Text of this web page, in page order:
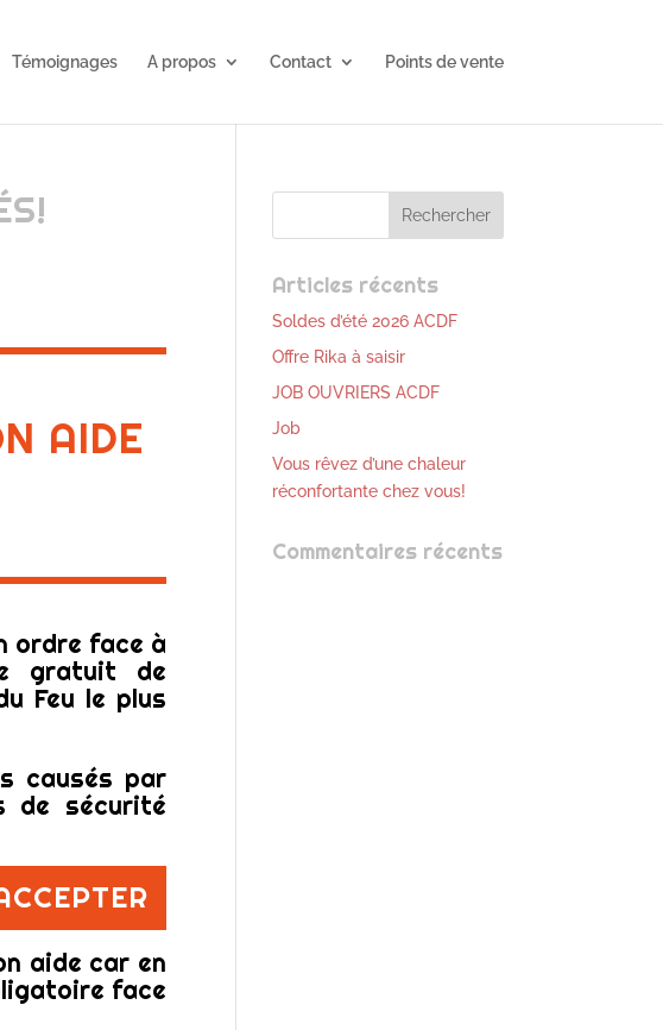
Témoignages A propos Contact Points de vente
AIDE
ordre face à
gratuit de
Feu le plus
causés par
de sécurité
aide car en
face
Articles récents
Soldes d’été 2026 ACDF
Offre Rika à saisir
JOB OUVRIERS ACDF
Job
Vous rêvez d’une chaleur
réconfortante chez vous!
Commentaires récents